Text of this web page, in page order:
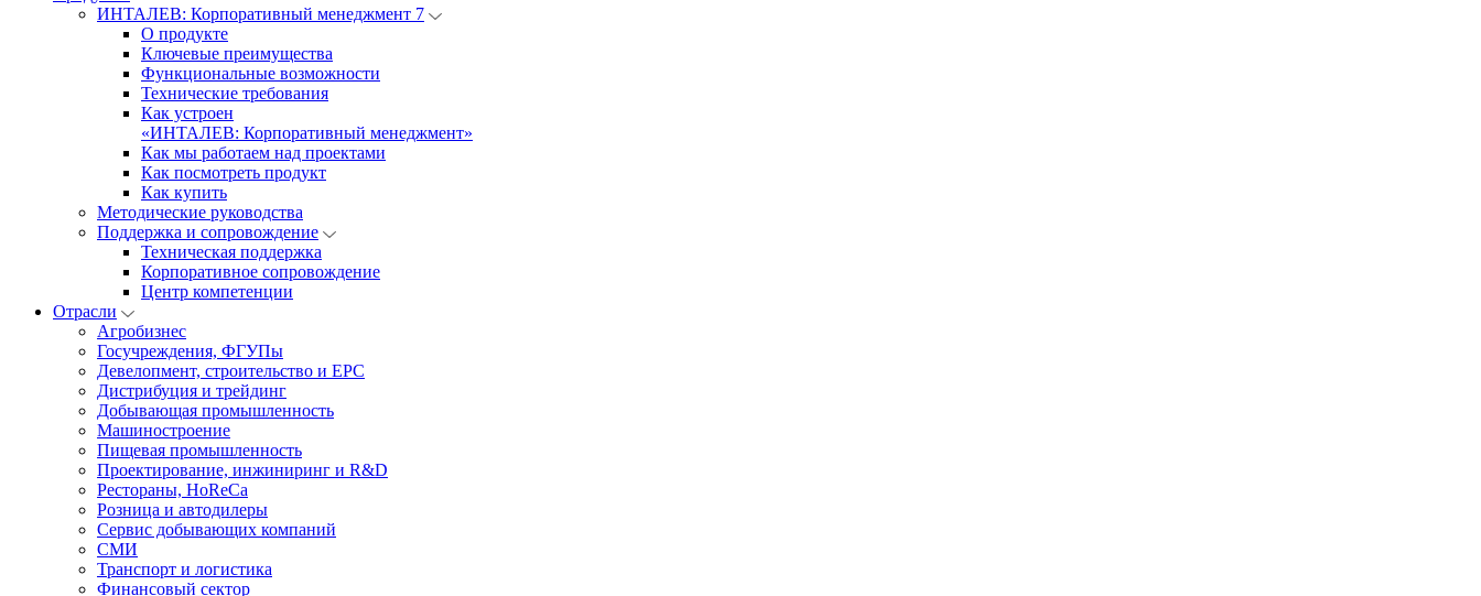
ИНТАЛЕВ: Корпоративный менеджмент 7
О продукте
Ключевые преимущества
Функциональные возможности
Технические требования
Как устроен
«ИНТАЛЕВ: Корпоративный менеджмент»
Как мы работаем над проектами
Как посмотреть продукт
Как купить
Методические руководства
Поддержка и сопровождение
Техническая поддержка
Корпоративное сопровождение
Центр компетенции
Отрасли
Агробизнес
Госучреждения, ФГУПы
Девелопмент, строительство и EPC
Дистрибуция и трейдинг
Добывающая промышленность
Машиностроение
Пищевая промышленность
Проектирование, инжиниринг и R&D
Рестораны, HoReCa
Розница и автодилеры
Сервис добывающих компаний
СМИ
Транспорт и логистика
Финансовый сектор